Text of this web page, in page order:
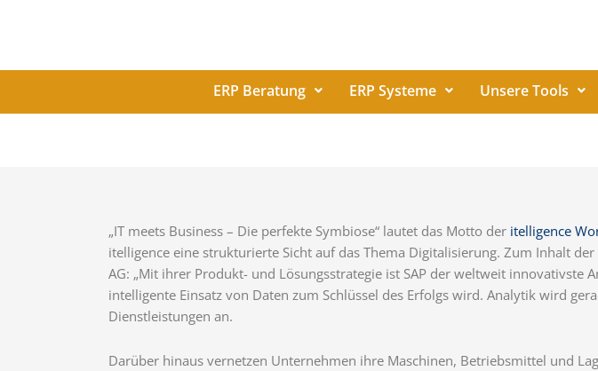
ERP Beratung ERP Systeme Unsere Tools
„IT meets Business – Die perfekte Symbiose“ lautet das Motto der itelligence
itelligence eine strukturierte Sicht auf das Thema Digitalisierung. Zum Inhalt
AG: „Mit ihrer Produkt- und Lösungsstrategie ist SAP der weltweit
intelligente Einsatz von Daten zum Schlüssel des Erfolgs wird. Analytik wird
Dienstleistungen an.
Darüber hinaus vernetzen Unternehmen ihre Maschinen, Betriebsmittel und